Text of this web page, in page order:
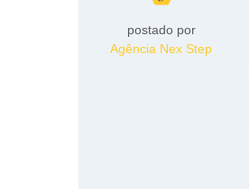
postado por
Agência Nex Step